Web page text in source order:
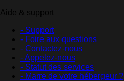
Aide & support
- Support
- Foire aux questions
- Contactez-nous
- Appelez-nous
- Statut des services
- Marre de votre hébergeur ?